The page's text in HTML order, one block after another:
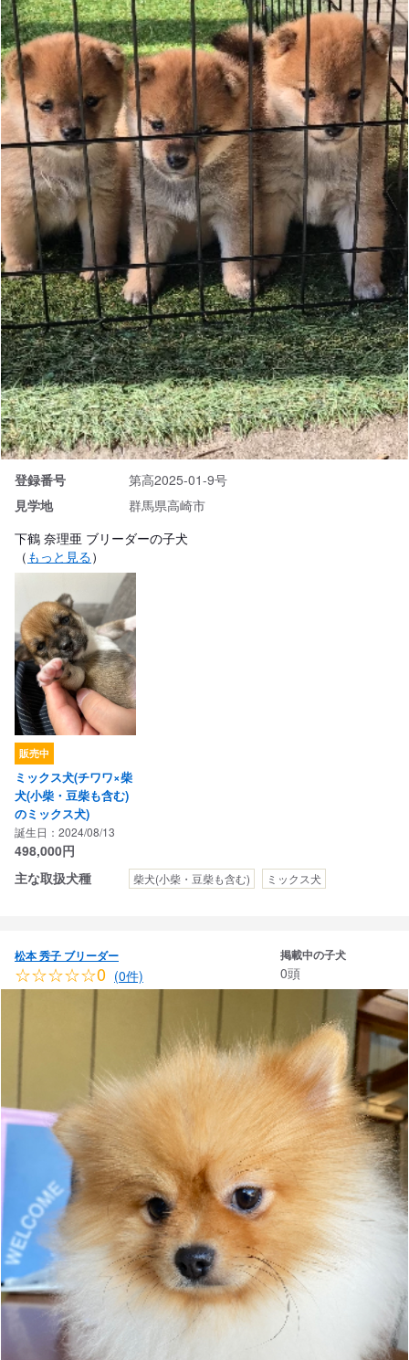
登録番号
第高2025-01-9号
見学地
群馬県高崎市
下鶴 奈理亜 ブリーダーの子犬
（ もっと見る）
販売中
ミックス犬(チワワ×柴
犬(小柴・豆柴も含む)
のミックス犬)
誕生日：2024/08/13
498,000円
主な取扱犬種
柴犬(小柴・豆柴も含む) ミックス犬
松本 秀子 ブリーダー
☆☆☆☆☆0 (0件)
掲載中の子犬
0頭